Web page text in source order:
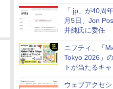
「.jp」が40
月5日、Jon
井純氏に委任
ニフティ、「
Tokyo 2026」
トが当たるキャ
で実施。8月16
ウェブアクセ